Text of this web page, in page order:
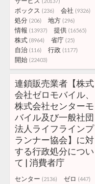
ボックス (236) 会社 (9326)
処分 (206) 地方 (296)
情報 (13937) 提供 (16565)
株式 (8964) 省庁 (25)
自治 (116) 行政 (1177)
開始 (22403)
連鎖販売業者【株式
会社ゼロモバイル、
株式会社センターモ
バイル及び一般社団
法人ライフラインプ
ランナー協会】に対
する行政処分につい
て | 消費者庁
センター (2136) ゼロ (447)